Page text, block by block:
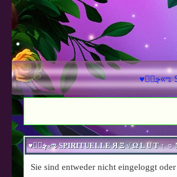
Sie sind entweder nicht eingeloggt